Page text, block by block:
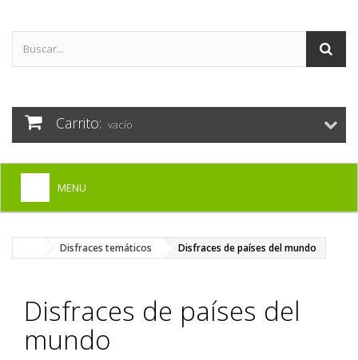
Carrito: vacío
MENU
DISFRACES PARA ADULTOS
COMPLEMENTOS
MAQUILLAJE FIESTA
Disfraces temáticos Disfraces de países del mundo
Disfraces de países del
mundo